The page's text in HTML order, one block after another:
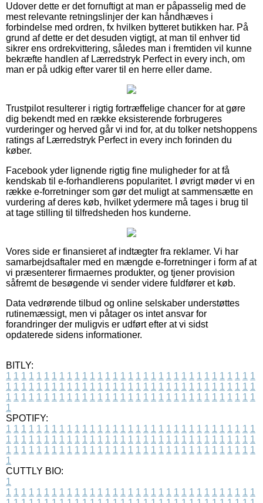
Udover dette er det fornuftigt at man er påpasselig med de
mest relevante retningslinjer der kan håndhæves i
forbindelse med ordren, fx hvilken bytteret butikken har. På
grund af dette er det desuden vigtigt, at man til enhver tid
sikrer ens ordrekvittering, således man i fremtiden vil kunne
bekræfte handlen af Lærredstryk Perfect in every inch, om
man er på udkig efter varer til en herre eller dame.
Trustpilot resulterer i rigtig fortræffelige chancer for at gøre
dig bekendt med en række eksisterende forbrugeres
vurderinger og herved går vi ind for, at du tolker netshoppens
ratings af Lærredstryk Perfect in every inch forinden du
køber.
Facebook yder lignende rigtig fine muligheder for at få
kendskab til e-forhandlerens popularitet. I øvrigt møder vi en
række e-forretninger som gør det muligt at sammensætte en
vurdering af deres køb, hvilket ydermere må tages i brug til
at tage stilling til tilfredsheden hos kunderne.
Vores side er finansieret af indtægter fra reklamer. Vi har
samarbejdsaftaler med en mængde e-forretninger i form af at
vi præsenterer firmaernes produkter, og tjener provision
såfremt de besøgende vi sender videre fuldfører et køb.
Data vedrørende tilbud og online selskaber understøttes
rutinemæssigt, men vi påtager os intet ansvar for
forandringer der muligvis er udført efter at vi sidst
opdaterede sidens informationer.
BITLY:
1 1 1 1 1 1 1 1 1 1 1 1 1 1 1 1 1 1 1 1 1 1 1 1 1 1 1 1 1 1 1 1 1
1 1 1 1 1 1 1 1 1 1 1 1 1 1 1 1 1 1 1 1 1 1 1 1 1 1 1 1 1 1 1 1 1
1 1 1 1 1 1 1 1 1 1 1 1 1 1 1 1 1 1 1 1 1 1 1 1 1 1 1 1 1 1 1 1 1
1
SPOTIFY:
1 1 1 1 1 1 1 1 1 1 1 1 1 1 1 1 1 1 1 1 1 1 1 1 1 1 1 1 1 1 1 1 1
1 1 1 1 1 1 1 1 1 1 1 1 1 1 1 1 1 1 1 1 1 1 1 1 1 1 1 1 1 1 1 1 1
1 1 1 1 1 1 1 1 1 1 1 1 1 1 1 1 1 1 1 1 1 1 1 1 1 1 1 1 1 1 1 1 1
1
CUTTLY BIO:
1
1 1 1 1 1 1 1 1 1 1 1 1 1 1 1 1 1 1 1 1 1 1 1 1 1 1 1 1 1 1 1 1 1